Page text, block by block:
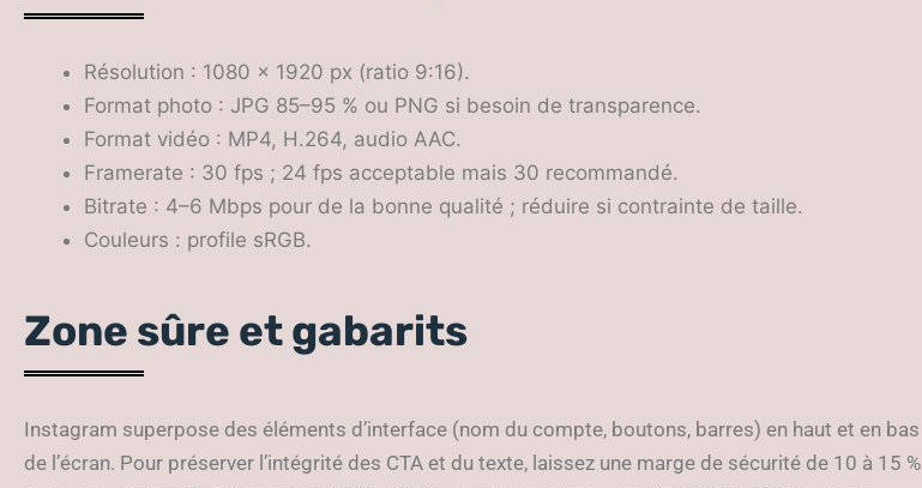
Résolution : 1080 × 1920 px (ratio 9:16).
Format photo : JPG 85–95 % ou PNG si besoin de transparence.
Format vidéo : MP4, H.264, audio AAC.
Framerate : 30 fps ; 24 fps acceptable mais 30 recommandé.
Bitrate : 4–6 Mbps pour de la bonne qualité ; réduire si contrainte de taille.
Couleurs : profile sRGB.
Zone sûre et gabarits
Instagram superpose des éléments d’interface (nom du compte, boutons, barres) en haut et en bas
de l’écran. Pour préserver l’intégrité des CTA et du texte, laissez une marge de sécurité de 10 à 15 %